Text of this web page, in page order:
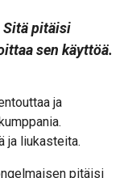
Sitä pitäisi
sen käyttöä.
ja
ja liukasteita.
pitäisi